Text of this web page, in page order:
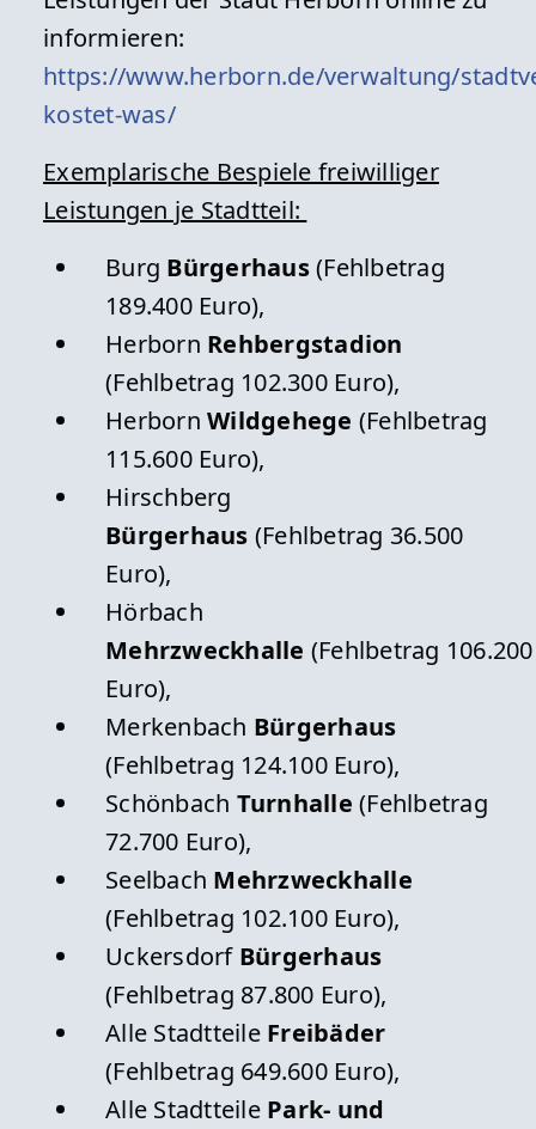
informieren:
https://www.herborn.de/verwaltung/
kostet-was/
Exemplarische Bespiele freiwilliger
Leistungen je Stadtteil:
Burg Bürgerhaus(Fehlbetrag
189.400 Euro),
Herborn Rehbergstadion
(Fehlbetrag 102.300 Euro),
HerbornWildgehege (Fehlbetrag
115.600 Euro),
Hirschberg
Bürgerhaus (Fehlbetrag 36.500
Euro),
Hörbach
Mehrzweckhalle (Fehlbetrag 106.200
Euro),
Merkenbach Bürgerhaus
(Fehlbetrag 124.100 Euro),
Schönbach Turnhalle (Fehlbetrag
72.700 Euro),
Seelbach Mehrzweckhalle
(Fehlbetrag 102.100 Euro),
Uckersdorf Bürgerhaus
(Fehlbetrag 87.800 Euro),
Alle Stadtteile Freibäder
(Fehlbetrag 649.600 Euro),
Alle Stadtteile Park- und